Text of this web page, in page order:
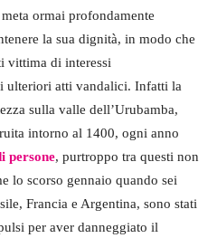
ormai profondamente
la sua dignità, in modo che
vittima di interessi
ulteriori atti vandalici. Infatti la
sulla valle dell’Urubamba,
intorno al 1400, ogni anno
persone, purtroppo tra questi non
lo scorso gennaio quando sei
Francia e Argentina, sono stati
per aver danneggiato il